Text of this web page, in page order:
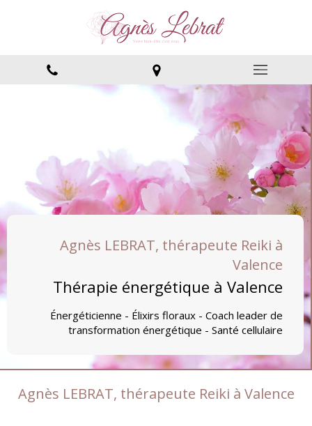
Agnès LEBRAT, thérapeute Reiki à
Valence
Thérapie énergétique à Valence
Énergéticienne - Élixirs floraux - Coach leader de
transformation énergétique - Santé cellulaire
Agnès LEBRAT, thérapeute Reiki à Valence